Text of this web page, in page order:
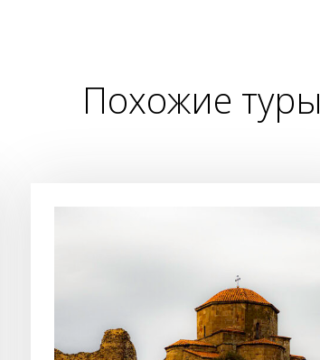
Похожие туры